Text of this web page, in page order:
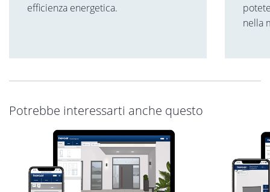
efficienza energetica.
nella
Potrebbe interessarti anche questo